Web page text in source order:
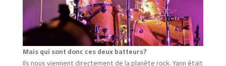
Mais qui sont donc ces deux batteurs?
Ils nous viennent directement de la planète rock. Yann était